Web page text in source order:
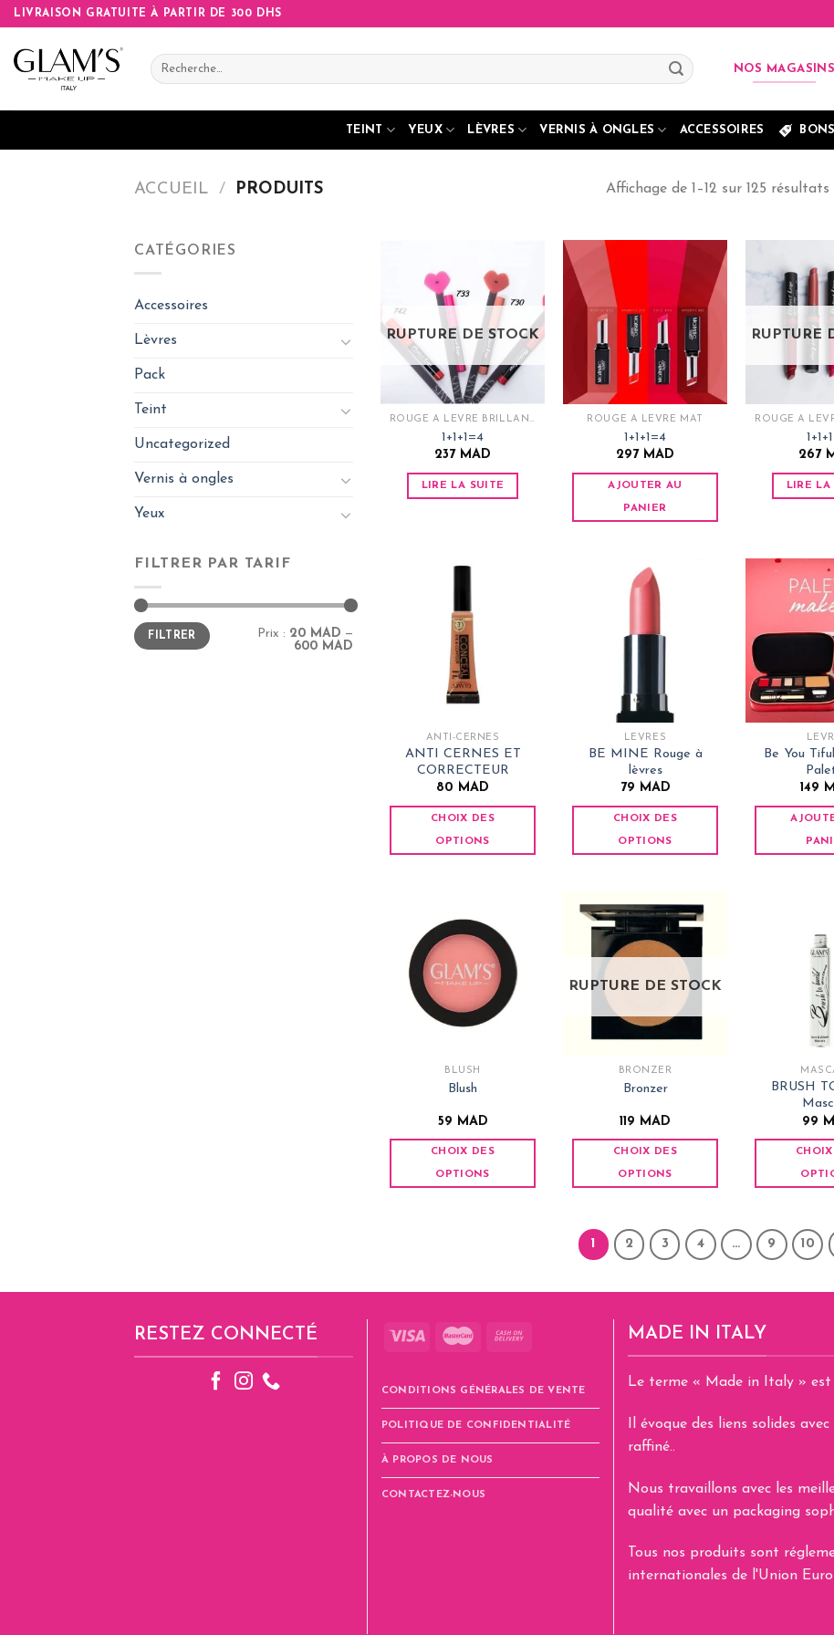
Skip
content
LIVRAISON GRATUITE À PARTIR DE 300 DHS
Recherche
pour :
NOS MAGASINS
TEINT YEUX LÈVRES VERNIS À ONGLES ACCESSOIRES
ACCUEIL / PRODUITS Affichage de 1–12 sur 125 résultats
CATÉGORIES
Accessoires
Lèvres
Pack
Teint
Uncategorized
Vernis à ongles
Yeux
FILTRER PAR TARIF
Prix
min
Prix
maxFILTRER Prix : 20 MAD —
600 MAD
RUPTURE DE STOCK
ROUGE À LÈVRE BRILLANT
1+1+1=4
237 MAD
LIRE LA SUITE
ROUGE À LÈVRE MAT
1+1+1=4
297 MAD
AJOUTER AU
PANIER
RUPTURE
ROUGE À
267
LIRE LA
ANTI-CERNES
ANTI CERNES ET
CORRECTEUR
80 MAD
CHOIX DES
OPTIONS
plusieurs
variations.
Les
options
peuvent
sur
la
page
du
produit
LÈVRES
BE MINE Rouge à
lèvres
79 MAD
CHOIX DES
OPTIONS
a
plusieurs
variations.
options
peuvent
sur
la
page
du
produit
Be You
149
BLUSH
Blush
59 MAD
CHOIX DES
OPTIONS
options
peuvent
choisies
sur
la
produit
RUPTURE DE STOCK
BRONZER
Bronzer
119 MAD
CHOIX DES
OPTIONS
a
plusieurs
options
choisies
la
page
produit
BRUSH
99
a
1 2 3 4 … 9 10
RESTEZ CONNECTÉ
CONDITIONS GÉNÉRALES DE VENTE
POLITIQUE DE CONFIDENTIALITÉ
À PROPOS DE NOUS
CONTACTEZ-NOUS
MADE IN ITALY
Le terme « Made in Italy » est
Il évoque des liens solides
raffiné..
Nous travaillons avec les
qualité avec un packaging
Tous nos produits sont
internationales de l'Union